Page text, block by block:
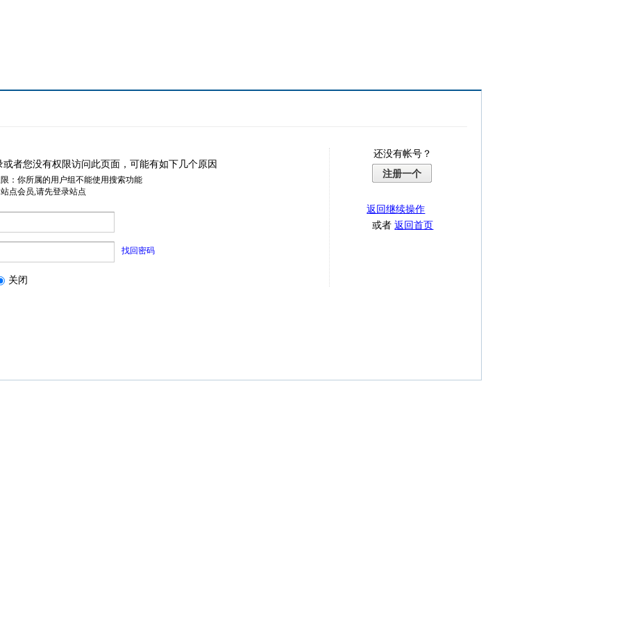
或者您没有权限访问此页面，可能有如下几个原因
：你所属的用户组不能使用搜索功能
点会员,请先登录站点
找回密码
关闭
还没有帐号？
注册一个
返回继续操作
或者返回首页